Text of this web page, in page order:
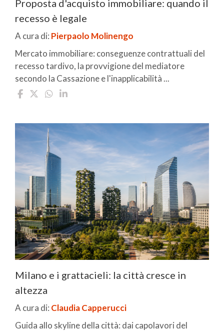
Proposta d'acquisto immobiliare: quando il
recesso è legale
A cura di: Pierpaolo Molinengo
Mercato immobiliare: conseguenze contrattuali del
recesso tardivo, la provvigione del mediatore
secondo la Cassazione e l'inapplicabilità ...
Milano e i grattacieli: la città cresce in
altezza
A cura di: Claudia Capperucci
Guida allo skyline della città: dai capolavori del